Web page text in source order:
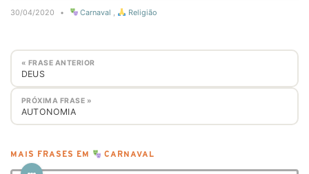
30/04/2020 • Carnaval , Religião
« FRASE ANTERIOR
DEUS
PRÓXIMA FRASE »
AUTONOMIA
MAIS FRASES EM CARNAVAL